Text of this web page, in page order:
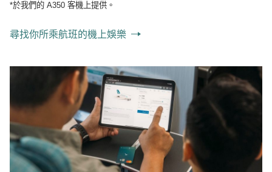
*於我們的 A350 客機上提供。
尋找你所乘航班的機上娛樂